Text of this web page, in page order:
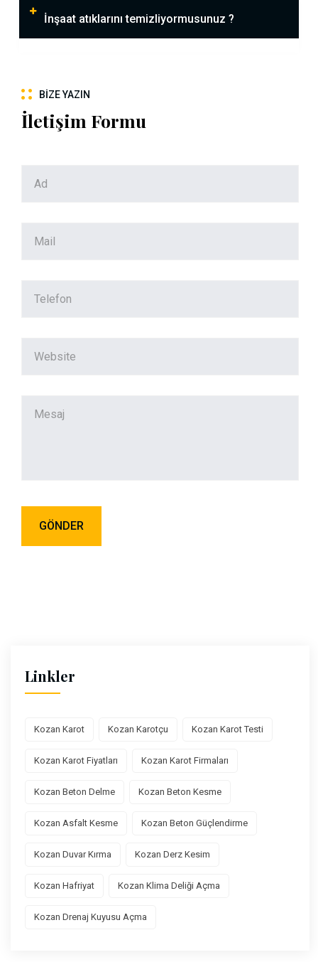
İnşaat atıklarını temizliyormusunuz ?
BIZE YAZIN
İletişim Formu
Linkler
Kozan Karot Kozan Karotçu Kozan Karot Testi
Kozan Karot Fiyatları Kozan Karot Firmaları
Kozan Beton Delme Kozan Beton Kesme
Kozan Asfalt Kesme Kozan Beton Güçlendirme
Kozan Duvar Kırma Kozan Derz Kesim
Kozan Hafriyat Kozan Klima Deliği Açma
Kozan Drenaj Kuyusu Açma